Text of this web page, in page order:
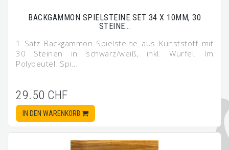
BACKGAMMON SPIELSTEINE SET 34 X 10MM, 30
STEINE…
1 Satz Backgammon Spielsteine aus Kunststoff mit
30 Steinen in schwarz/weiß, inkl. Würfel. Im
Polybeutel. Spi…
29.50 CHF
IN DEN WARENKORB